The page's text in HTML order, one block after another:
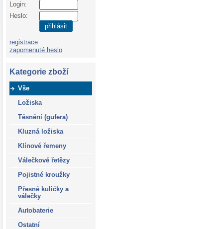
Login:
Heslo:
přihlásit
registrace
zapomenuté heslo
Kategorie zboží
Vše
Ložiska
Těsnění (gufera)
Kluzná ložiska
Klínové řemeny
Válečkové řetězy
Pojistné kroužky
Přesné kuličky a
válečky
Autobaterie
Ostatní